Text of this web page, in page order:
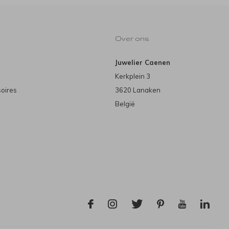
Over ons
Juwelier Caenen
Kerkplein 3
3620 Lanaken
België